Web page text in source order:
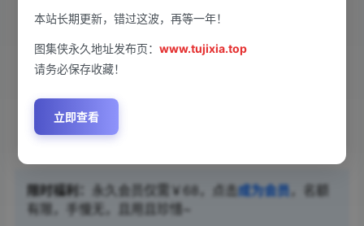
[81P/751.43MB]
您当前的等级为 游客
请先 登录
百度网盘
限时福利： 永久会员仅需￥68，点击成为会员
有限，手慢无，且用且珍惜~
本站长期更新，错过这波，再等一年！
图集侠永久地址发布页：www.tujixia.top
请务必保存收藏！
立即查看